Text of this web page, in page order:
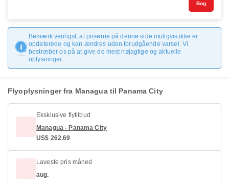
Bog
Bemærk venligst, at priserne på denne side muligvis ikke er
opdaterede og kan ændres uden forudgående varsel. Vi
bestræber os på at give de mest nøjagtige og aktuelle
oplysninger.
Flyoplysninger fra Managua til Panama City
Eksklusive flytilbud
Managua - Panama City
US$ 262.69
Laveste pris måned
aug.